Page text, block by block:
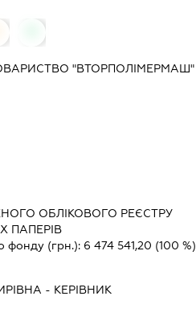
"ВТОРПОЛІМЕРМАШ"
ОБЛІКОВОГО РЕЄСТРУ
ПАПЕРІВ
фонду (грн.): 6 474 541,20 (100 %)
- КЕРІВНИК